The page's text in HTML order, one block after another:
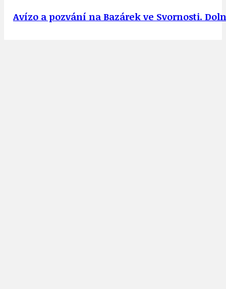
Avízo a pozvání na Bazárek ve Svornosti.